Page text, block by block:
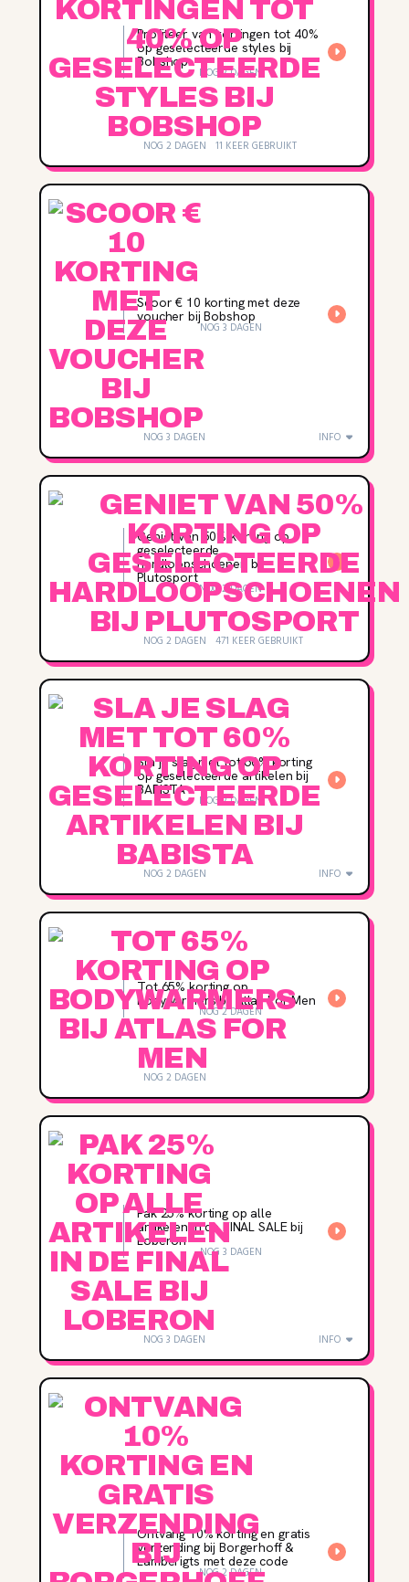
Profiteer van kortingen tot 40%
op geselecteerde styles bij
Bobshop
NOG 2 DAGEN
NOG 2 DAGEN 11 KEER GEBRUIKT
Scoor € 10 korting met deze
voucher bij Bobshop
NOG 3 DAGEN
NOG 3 DAGEN INFO
Geniet van 50% korting op
geselecteerde
hardloopschoenen bij
Plutosport
NOG 2 DAGEN
NOG 2 DAGEN 471 KEER GEBRUIKT
Sla je slag met tot 60% korting
op geselecteerde artikelen bij
BABISTA
NOG 2 DAGEN
NOG 2 DAGEN INFO
Tot 65% korting op
Bodywarmers bij Atlas For Men
NOG 2 DAGEN
NOG 2 DAGEN
Pak 25% korting op alle
artikelen in de FINAL SALE bij
Loberon
NOG 3 DAGEN
NOG 3 DAGEN INFO
Ontvang 10% korting en gratis
verzending bij Borgerhoff &
Lamberigts met deze code
NOG 2 DAGEN